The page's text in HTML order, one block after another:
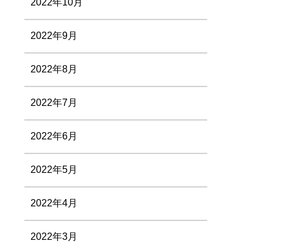
2022年10月
2022年9月
2022年8月
2022年7月
2022年6月
2022年5月
2022年4月
2022年3月